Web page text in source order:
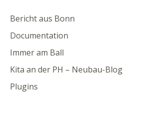
Bericht aus Bonn
Documentation
Immer am Ball
Kita an der PH – Neubau-Blog
Plugins